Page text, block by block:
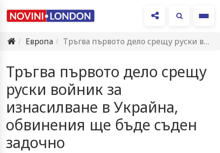
Европа
Тръгва първото дело срещу руски войник за изнасилване в Украйна,…
Тръгва първото дело срещу
руски войник за
изнасилване в Украйна,
обвинения ще бъде съден
задочно